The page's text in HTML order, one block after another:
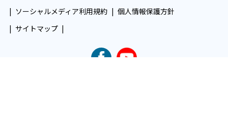
ソーシャルメディア利用規約
個人情報保護方針
サイトマップ